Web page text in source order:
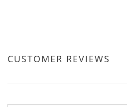
CUSTOMER REVIEWS